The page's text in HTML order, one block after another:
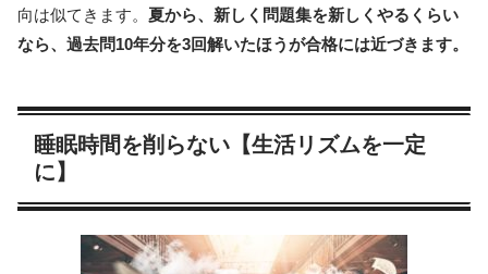
向は似てきます。 夏から、新しく問題集を新しくやるくらい
なら、過去問10年分を3回解いたほうが合格には近づきます。
睡眠時間を削らない【生活リズムを一定
に】